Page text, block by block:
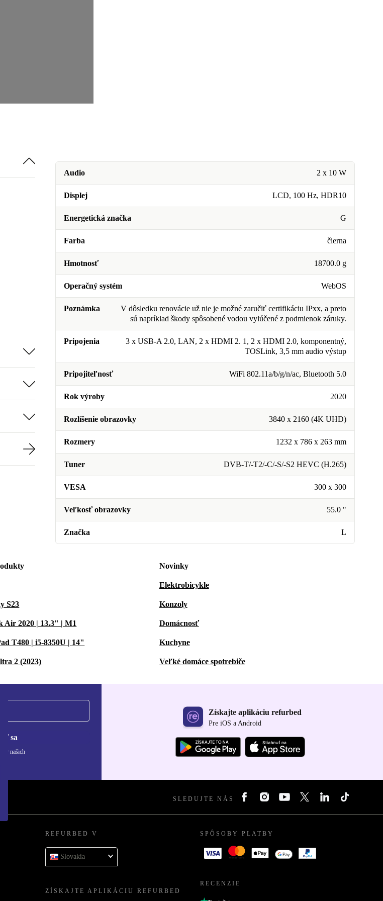
Audio 2 x 10 W
Displej LCD, 100 Hz, HDR10
Energetická značka G
Farba čierna
Hmotnosť 18700.0 g
Operačný systém WebOS
Poznámka
V dôsledku renovácie už nie je možné zaručiť certifikáciu IPxx, a preto
sú napríklad škody spôsobené vodou vylúčené z podmienok záruky.
Pripojenia
3 x USB-A 2.0, LAN, 2 x HDMI 2. 1, 2 x HDMI 2.0, komponentný,
TOSLink, 3,5 mm audio výstup
Pripojiteľnosť WiFi 802.11a/b/g/n/ac, Bluetooth 5.0
Rok výroby 2020
Rozlíšenie obrazovky 3840 x 2160 (4K UHD)
Rozmery 1232 x 786 x 263 mm
Tuner DVB-T/-T2/-C/-S/-S2 HEVC (H.265)
VESA 300 x 300
Veľkosť obrazovky 55.0 "
Značka L
S23
Air 2020 | 13.3" | M1
T480 | i5-8350U | 14"
2 (2023)
Novinky
Elektrobicykle
Konzoly
Domácnosť
Kuchyne
Veľké domáce spotrebiče
sa
v našich
Získajte aplikáciu refurbed
Pre iOS a Android
SLEDUJTE NÁS
REFURBED V
Slovakia
ZÍSKAJTE APLIKÁCIU REFURBED
SPÔSOBY PLATBY
RECENZIE